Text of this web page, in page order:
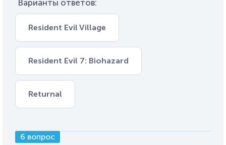
Варианты ответов:
Resident Evil Village
Resident Evil 7: Biohazard
Returnal
6 вопрос